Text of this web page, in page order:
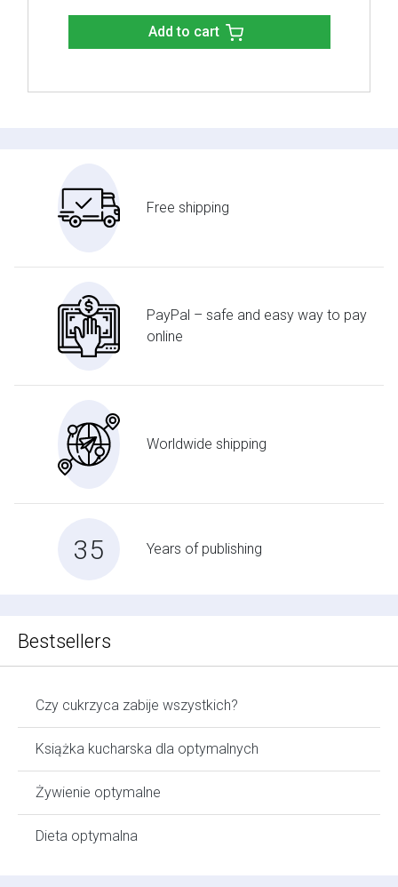
Add to cart
Free shipping
PayPal – safe and easy way to pay
online
Worldwide shipping
35 Years of publishing
Bestsellers
Czy cukrzyca zabije wszystkich?
Książka kucharska dla optymalnych
Żywienie optymalne
Dieta optymalna